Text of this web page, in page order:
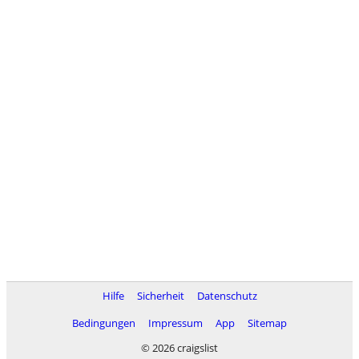
Hilfe Sicherheit
Datenschutz
Bedingungen
Impressum App
Sitemap
© 2026 craigslist